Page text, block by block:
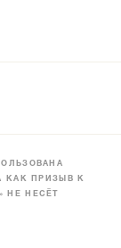
КАК ПРИЗЫВ К
НЕ НЕСЁТ